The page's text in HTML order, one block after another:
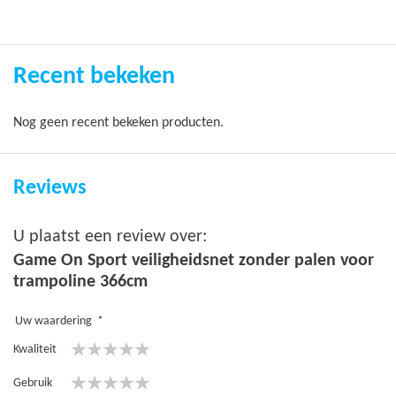
Recent bekeken
Nog geen recent bekeken producten.
Reviews
U plaatst een review over:
Game On Sport veiligheidsnet zonder palen voor
trampoline 366cm
Uw waardering
Kwaliteit
star
stars
stars
stars
stars
Gebruik